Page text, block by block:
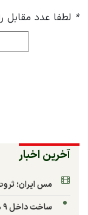
* لطفا عدد مقابل
آخرین اخبار
مس ایران؛